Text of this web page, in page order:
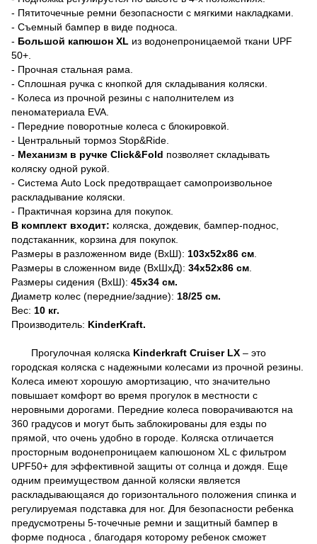
- Пятиточечные ремни безопасности с мягкими накладками.
- Съемный бампер в виде подноса.
- Большой капюшон XL из водонепроницаемой ткани UPF
50+.
- Прочная стальная рама.
- Сплошная ручка с кнопкой для складывания коляски.
- Колеса из прочной резины с наполнителем из
пеноматериала EVA.
- Передние поворотные колеса с блокировкой.
- Центральный тормоз Stop&Ride.
- Механизм в ручке Click&Fold позволяет складывать
коляску одной рукой.
- Система Auto Lock предотвращает самопроизвольное
раскладывание коляски.
- Практичная корзина для покупок.
В комплект входит: коляска, дождевик, бампер-поднос,
подстаканник, корзина для покупок.
Размеры в разложенном виде (ВхШ): 103х52х86 см
Размеры в сложенном виде (ВхШхД): 34х52х86 см
Размеры сидения (ВхШ): 45х34 см.
Диаметр колес (передние/задние): 18/25 см.
Вес: 10 кг.
Производитель: KinderKraft.
Прогулочная коляска Kinderkraft Cruiser LX – это
городская коляска с надежными колесами из прочной резины.
Колеса имеют хорошую амортизацию, что значительно
повышает комфорт во время прогулок в местности с
неровными дорогами. Передние колеса поворачиваются на
360 градусов и могут быть заблокированы для езды по
прямой, что очень удобно в городе. Коляска отличается
просторным водонепроницаем капюшоном XL с фильтром
UPF50+ для эффективной защиты от солнца и дождя. Еще
одним преимуществом данной коляски является
раскладывающаяся до горизонтального положения спинка и
регулируемая подставка для ног. Для безопасности ребенка
предусмотрены 5-точечные ремни и защитный бампер в
форме подноса , благодаря которому ребенок сможет